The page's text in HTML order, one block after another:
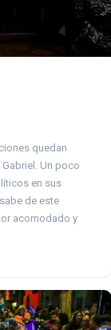
quedan
Un poco
en sus
de este
acomodado y